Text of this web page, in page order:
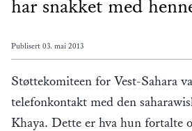
har snakket med
Publisert 03. mai 2013
Støttekomiteen for Vest-Sahara
telefonkontakt med den
Khaya. Dette er hva hun fortalte